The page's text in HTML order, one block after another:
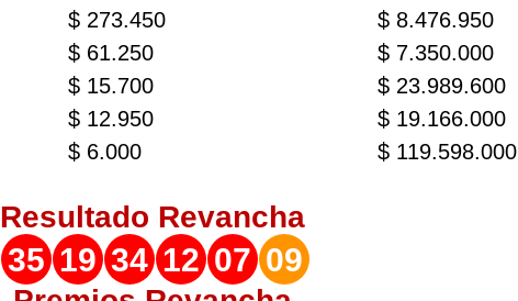
$ 273.450
$ 8.476.950
$ 61.250
$ 7.350.000
$ 15.700
$ 23.989.600
$ 12.950
$ 19.166.000
$ 6.000 $ 119.598.000
Resultado Revancha
35 19 34 12 07 09